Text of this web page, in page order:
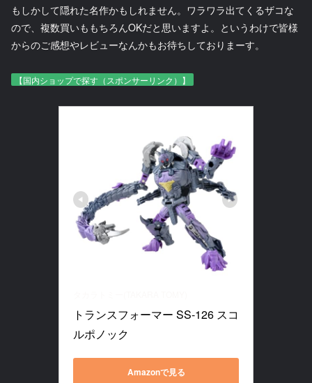
もしかして隠れた名作かもしれません。ワラワラ出てくるザコな
ので、複数買いももちろんOKだと思いますよ。というわけで皆様
からのご感想やレビューなんかもお待ちしておりまーす。
【国内ショップで探す（スポンサーリンク）】
トランスフォーマー SS-126 スコ
ルポノック
Amazonで見る